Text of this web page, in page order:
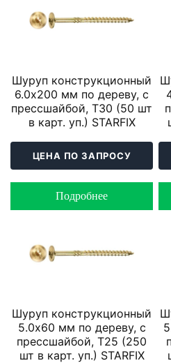
Шуруп конструкционный
6.0х200 мм по дереву, с
прессшайбой, T30 (50 шт
в карт. уп.) STARFIX
ЦЕНА ПО ЗАПРОСУ
Подробнее
Шуруп конструкционный
5.0х60 мм по дереву, с
прессшайбой, T25 (250
шт в карт. уп.) STARFIX